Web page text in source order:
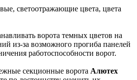
светоотражающие цвета, цвета
ворота темных цветов на
из-за возможного прогиба панелей
работоспособности ворот.
секционные ворота Алютех